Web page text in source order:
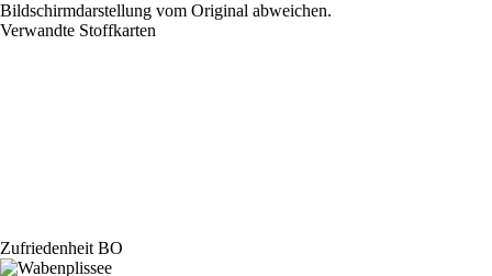
Bildschirmdarstellung vom Original abweichen.
Verwandte Stoffkarten
Zufriedenheit BO